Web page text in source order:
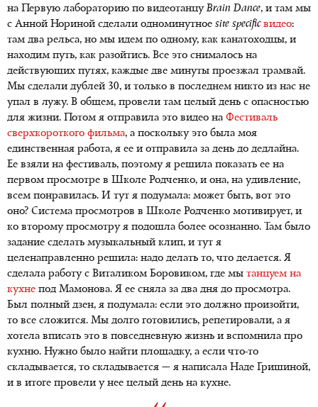
на Первую лабораторию по видеотанцуBrain Dance, и там мы
с Анной Нориной сделали одноминутное site specific видео:
там два рельса, но мы идем по одному, как канатоходцы, и
находим путь, как разойтись. Все это снималось на
действующих путях, каждые две минуты проезжал трамвай.
Мы сделали дублей 30, и только в последнем никто из нас не
упал в лужу. В общем, провели там целый день с опасностью
для жизни. Потом я отправила это видео на Фестиваль
сверхкороткого фильма, а поскольку это была моя
единственная работа, я ее и отправила за день до дедлайна.
Ее взяли на фестиваль, поэтому я решила показать ее на
первом просмотре в Школе Родченко, и она, на удивление,
всем понравилась. И тут я подумала: может быть, вот это
оно? Система просмотров в Школе Родченко мотивирует, и
ко второму просмотру я подошла более осознанно. Там было
задание сделать музыкальный клип, и тут я
целенаправленно решила: надо делать то, что делается. Я
сделала работу с Виталиком Боровиком, где мы танцуем на
кухне под Мамонова. Я ее сняла за два дня до просмотра.
Был полный дзен, я подумала: если это должно произойти,
то все сложится. Мы долго готовились, репетировали, а я
хотела вписать это в повседневную жизнь и вспомнила про
кухню. Нужно было найти площадку, а если что-то
складывается, то складывается — я написала Наде Гришиной,
и в итоге провели у нее целый день на кухне.